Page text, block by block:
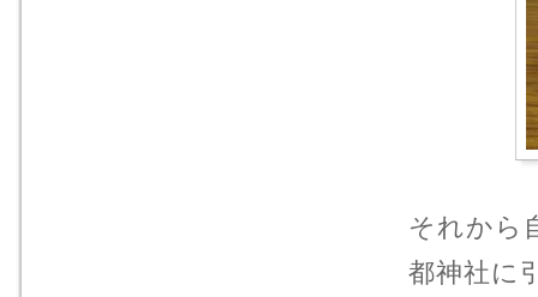
それから
都神社に